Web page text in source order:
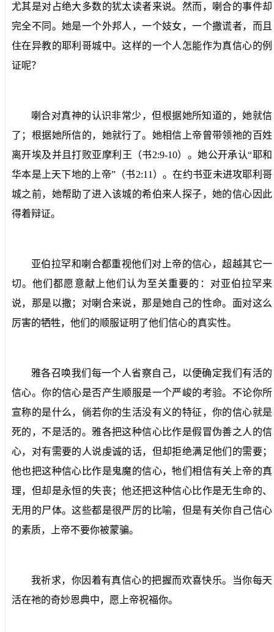
尤其是对占绝大多数的犹太读者来说。然而，喇合的事件却
完全不同。她是一个外邦人，一个妓女，一个撒谎者，而且
住在异教的耶利哥城中。这样的一个人怎能作为真信心的例
证呢？
喇合对真神的认识非常少，但根据她所知道的，她就信
了；根据她所信的，她就行了。她相信上帝曾带领祂的百姓
离开埃及并且打败亚摩利王（书2:9-10）。她公开承认“耶和
华本是上天下地的上帝”（书2:11 ）。在约书亚未进攻耶利哥
城之前，她帮助了进入该城的希伯来人探子，她的信心因此
得着辩证。
亚伯拉罕和喇合都重视他们对上帝的信心，超越其它一
切。他们都愿意献上他们认为至关重要的：对亚伯拉罕来
说，那是以撒；对喇合来说，那是她自己的性命。面对这么
厉害的牺牲，他们的顺服证明了他们信心的真实性。
雅各召唤我们每一个人省察自己，以便确定我们有活的
信心。你的信心是否产生顺服是一个严峻的考验。不论你所
宣称的是什么，倘若你的生活没有义的特征，你的信心就是
死的，不是活的。雅各把这种信心比作是假冒伪善之人的信
心，对有需要的人说虔诚的话，但却拒绝满足他们的需要；
他也把这种信心比作是鬼魔的信心，牠们相信有关上帝的真
理，但却是永恒的失丧；他还把这种信心比作是无生命的、
无用的尸体。这些都是很严厉的比喻，但是有关你自己信心
的素质，上帝不要你被蒙骗。
我祈求，你因着有真信心的把握而欢喜快乐。当你每天
活在祂的奇妙恩典中，愿上帝祝福你。